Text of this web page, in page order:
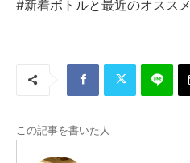
#新着ボトルと最近のオススメ
この記事を書いた人